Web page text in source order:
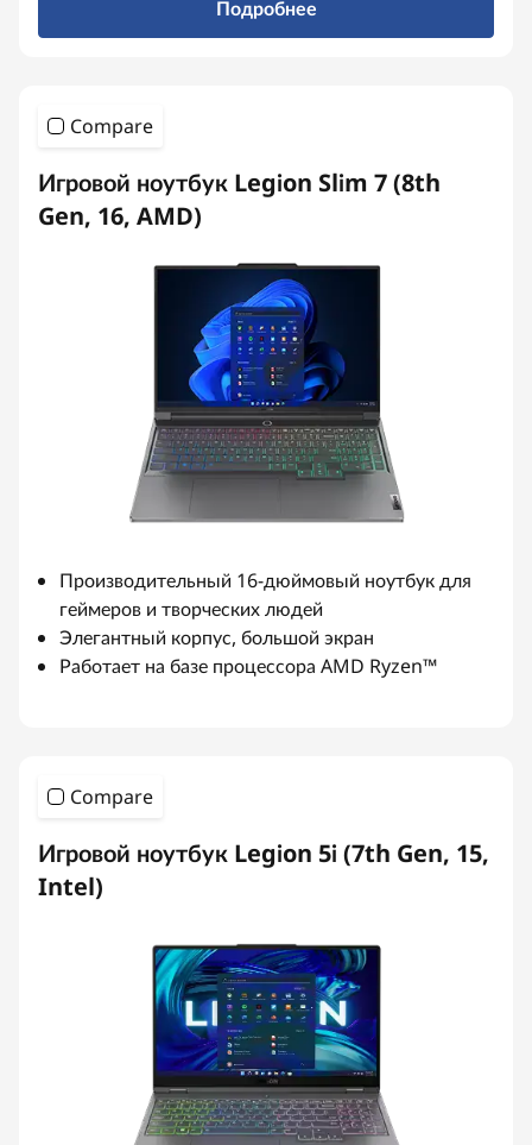
Подробнее
Compare
Игровой ноутбук Legion Slim 7 (8th
Gen, 16, AMD)
Производительный 16-дюймовый ноутбук для
геймеров и творческих людей
Элегантный корпус, большой экран
Работает на базе процессора AMD Ryzen™
Compare
Игровой ноутбук Legion 5i (7th Gen, 15,
Intel)